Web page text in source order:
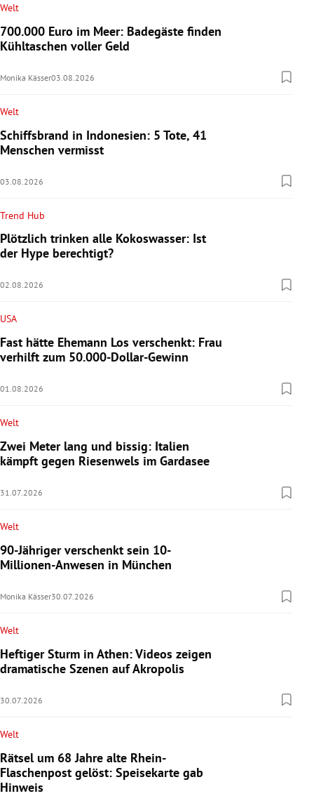
Welt
700.000 Euro im Meer: Badegäste finden
Kühltaschen voller Geld
Monika Kässer03.08.2026
Welt
Schiffsbrand in Indonesien: 5 Tote, 41
Menschen vermisst
03.08.2026
Trend Hub
Plötzlich trinken alle Kokoswasser: Ist
der Hype berechtigt?
02.08.2026
USA
Fast hätte Ehemann Los verschenkt: Frau
verhilft zum 50.000-Dollar-Gewinn
01.08.2026
Welt
Zwei Meter lang und bissig: Italien
kämpft gegen Riesenwels im Gardasee
31.07.2026
Welt
90-Jähriger verschenkt sein 10-
Millionen-Anwesen in München
Monika Kässer30.07.2026
Welt
Heftiger Sturm in Athen: Videos zeigen
dramatische Szenen auf Akropolis
30.07.2026
Welt
Rätsel um 68 Jahre alte Rhein-
Flaschenpost gelöst: Speisekarte gab
Hinweis